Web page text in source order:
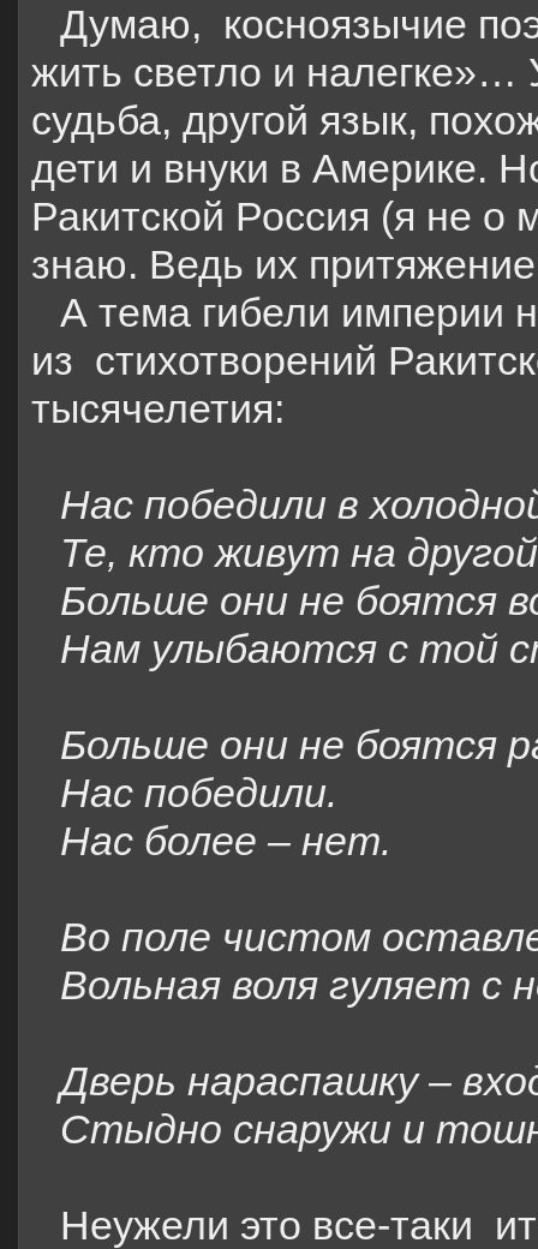
Думаю, косноязычие
жить светло и налегке»…
судьба, другой язык,
дети и внуки в Америке.
Ракитской Россия (я не о
знаю. Ведь их
А тема гибели империи
из стихотворений
тысячелетия:
Нас победили в
Те, кто живут на
Больше они не боятся
Нам улыбаются с той
Больше они не боятся
Нас победили.
Нас более – нет.
Во поле чистом
Вольная воля гуляет с
Дверь нараспашку –
Стыдно снаружи и
Неужели это все-таки